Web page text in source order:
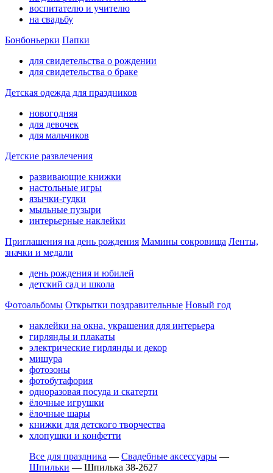
воспитателю и учителю
на свадьбу
Бонбоньерки Папки
для свидетельства о рождении
для свидетельства о браке
Детская одежда для праздников
новогодняя
для девочек
для мальчиков
Детские развлечения
развивающие книжки
настольные игры
язычки-гудки
мыльные пузыри
интерьерные наклейки
Приглашения на день рождения Мамины сокровища Ленты,
значки и медали
день рождения и юбилей
детский сад и школа
Фотоальбомы Открытки поздравительные Новый год
наклейки на окна, украшения для интерьера
гирлянды и плакаты
электрические гирлянды и декор
мишура
фотозоны
фотобутафория
одноразовая посуда и скатерти
ёлочные игрушки
ёлочные шары
книжки для детского творчества
хлопушки и конфетти
Все для праздника — Свадебные аксессуары —
Шпильки — Шпилька 38-2627